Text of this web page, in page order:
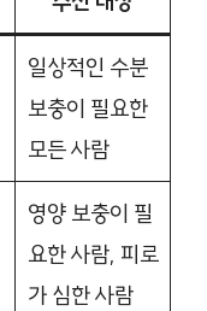
일상적인 수분
보충이 필요한
모든 사람
영양 보충이 필
요한 사람, 피로
가 심한 사람